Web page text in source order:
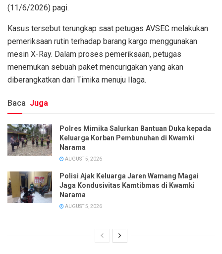
(11/6/2026) pagi.
Kasus tersebut terungkap saat petugas AVSEC melakukan
pemeriksaan rutin terhadap barang kargo menggunakan
mesin X-Ray. Dalam proses pemeriksaan, petugas
menemukan sebuah paket mencurigakan yang akan
diberangkatkan dari Timika menuju Ilaga.
Baca Juga
Polres Mimika Salurkan Bantuan Duka kepada
Keluarga Korban Pembunuhan di Kwamki
Narama
AUGUST 5, 2026
Polisi Ajak Keluarga Jaren Wamang Magai
Jaga Kondusivitas Kamtibmas di Kwamki
Narama
AUGUST 5, 2026